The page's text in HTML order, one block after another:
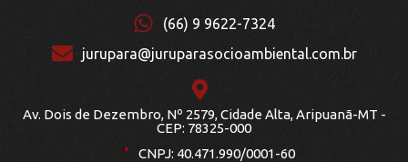
(66) 9 9622-7324
jurupara@juruparasocioambiental.com.br
Av. Dois de Dezembro, Nº 2579, Cidade Alta, Aripuanã-MT -
CEP: 78325-000
. CNPJ: 40.471.990/0001-60